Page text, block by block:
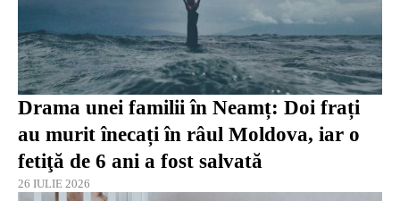
Drama unei familii în Neamț: Doi frați
au murit înecați în râul Moldova, iar o
fetiţă de 6 ani a fost salvată
26 IULIE 2026